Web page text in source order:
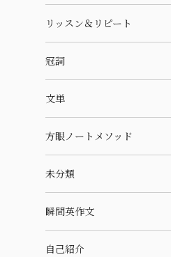
リッスン＆リピート
冠詞
文単
方眼ノートメソッド
未分類
瞬間英作文
自己紹介